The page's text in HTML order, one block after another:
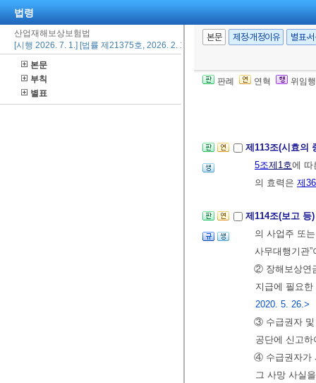
법령
산업재해보상보험법
[시행 2026. 7. 1.] [법률 제21375호, 2026. 2. 19., 일부개정]
본문
부칙
별표
본문 제정·개정이유 별표·
판례 연혁 위임
2.제45조에
4.제89조에
5.
제90조제1
제113조(시효의
5조제1호에 따
의 효력은 제
제114조(보고 등
의 사업주 또
사무대행기관
② 장해보상연
지급에 필요
2020. 5. 26.>
③ 수급권자 및
공단에 신고
④ 수급권자가
그 사망 사실